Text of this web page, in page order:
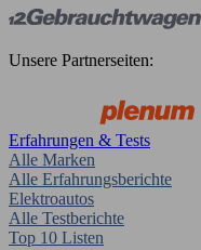
Unsere Partnerseiten:
Erfahrungen & Tests
Alle Marken
Alle Erfahrungsberichte
Elektroautos
Alle Testberichte
Top 10 Listen